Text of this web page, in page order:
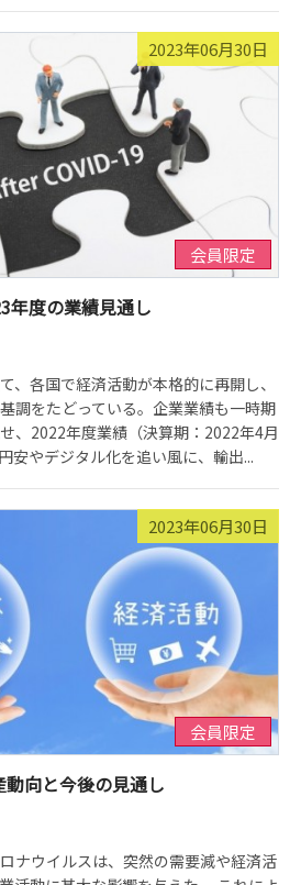
2023年06月30日
会員限定
度の業績見通し
、各国で経済活動が本格的に再開し、
調をたどっている。企業業績も一時期
、2022年度業績（決算期：2022年4月
安やデジタル化を追い風に、輸出...
2023年06月30日
会員限定
向と今後の見通し
ナウイルスは、突然の需要減や経済活